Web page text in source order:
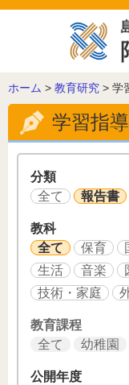
こ
の
ー
ジ
ホーム > 教育研究 > 学
学習指
分類
全て
報告書
教科
全て
保育
生活
音楽
技術・家庭
教育課程
全て
幼稚園
公開年度